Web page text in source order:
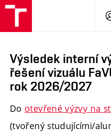
Výsledek interní
řešení vizuálu
rok 2026/2027
Do otevřené výzvy na
(tvořený studujícími/